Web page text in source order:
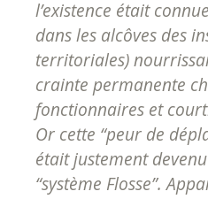
l’existence était
dans les alcôves des
territoriales)
crainte permanente
fonctionnaires et
Or cette “peur de
était justement
“système Flosse”.